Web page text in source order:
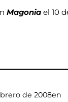
Magonia el 10
de 2008en